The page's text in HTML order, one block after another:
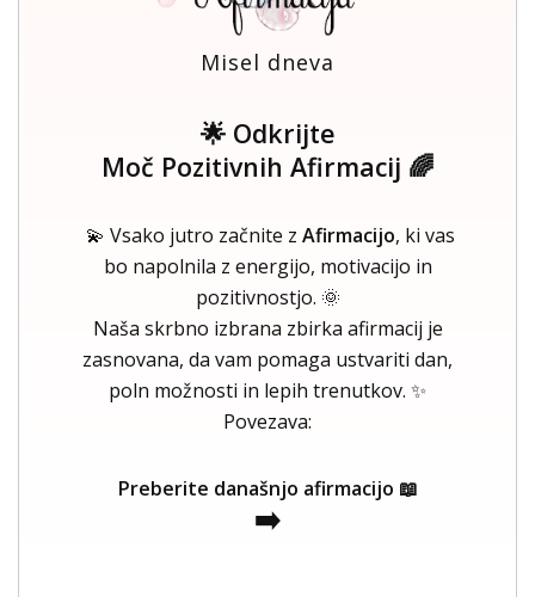
Misel dneva
🌟 Odkrijte
Moč Pozitivnih Afirmacij 🌈
💫 Vsako jutro začnite z Afirmacijo, ki vas
bo napolnila z energijo, motivacijo in
pozitivnostjo. 🌞
Naša skrbno izbrana zbirka afirmacij je
zasnovana, da vam pomaga ustvariti dan,
poln možnosti in lepih trenutkov. ✨
Povezava:
Preberite današnjo afirmacijo 📖
➡️